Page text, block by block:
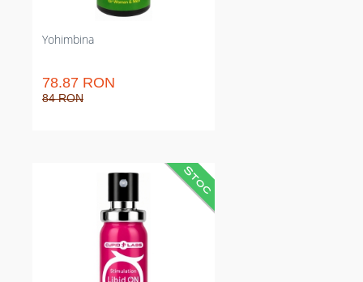
Yohimbina
78.87 RON
84 RON
Spray stimulant pentru prietene
plăcerea. Acționează rapid,
rezultat durabil și absorbție
rapidă. Potrivit pentru utilizare
premergător actului sau în jocuri
individuale, fără a lăsa senzații